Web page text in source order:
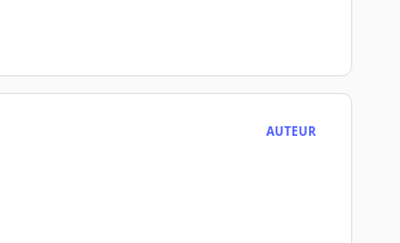
AUTEUR